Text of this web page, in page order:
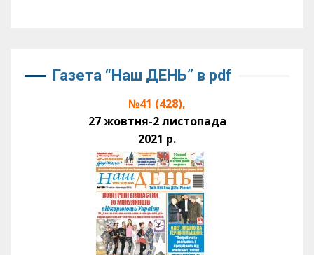
Газета “Наш ДЕНЬ” в pdf
№41 (428),
27 жовтня-2 листопада
2021 р.